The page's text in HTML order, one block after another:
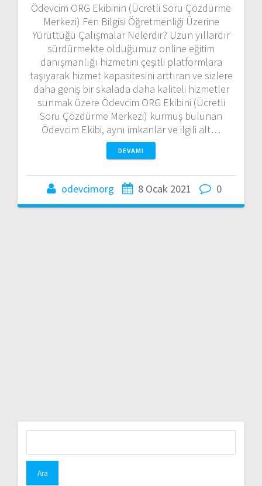
Ödevcim ORG Ekibinin (Ücretli Soru Çözdürme
Merkezi) Fen Bilgisi Öğretmenliği Üzerine
Yürüttüğü Çalışmalar Nelerdir? Uzun yıllardır
sürdürmekte olduğumuz online eğitim
danışmanlığı hizmetini çeşitli platformlara
taşıyarak hizmet kapasitesini arttıran ve sizlere
daha geniş bir skalada daha kaliteli hizmetler
sunmak üzere Ödevcim ORG Ekibini (Ücretli
Soru Çözdürme Merkezi) kurmuş bulunan
Ödevcim Ekibi, aynı imkanlar ve ilgili alt…
DEVAMI
odevcimorg 8 Ocak 2021 0